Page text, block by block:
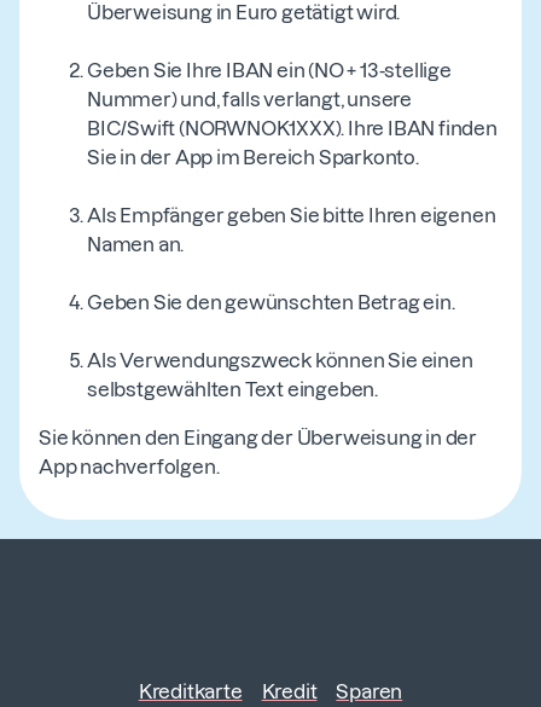
Überweisung in Euro getätigt wird.
Geben Sie Ihre IBAN ein (NO + 13-stellige
Nummer) und, falls verlangt, unsere
BIC/Swift (NORWNOK1XXX). Ihre IBAN finden
Sie in der App im Bereich Sparkonto.
Als Empfänger geben Sie bitte Ihren eigenen
Namen an.
Geben Sie den gewünschten Betrag ein.
Als Verwendungszweck können Sie einen
selbstgewählten Text eingeben.
Sie können den Eingang der Überweisung in der
App nachverfolgen.
Kreditkarte Kredit Sparen